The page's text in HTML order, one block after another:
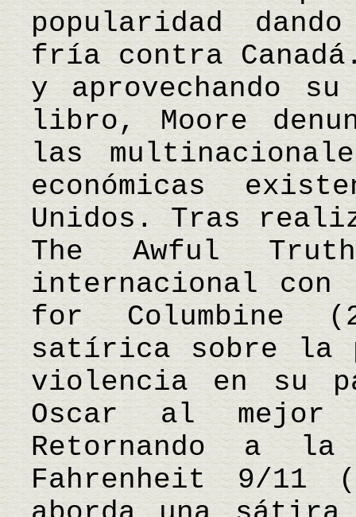
popularidad
fría contra
y aprovechando
libro, Moore
las
económicas
Unidos. Tras
The Awful
internacional con
for Columbine
satírica sobre la
violencia en su
Oscar al mejor
Retornando a
Fahrenheit 9/11